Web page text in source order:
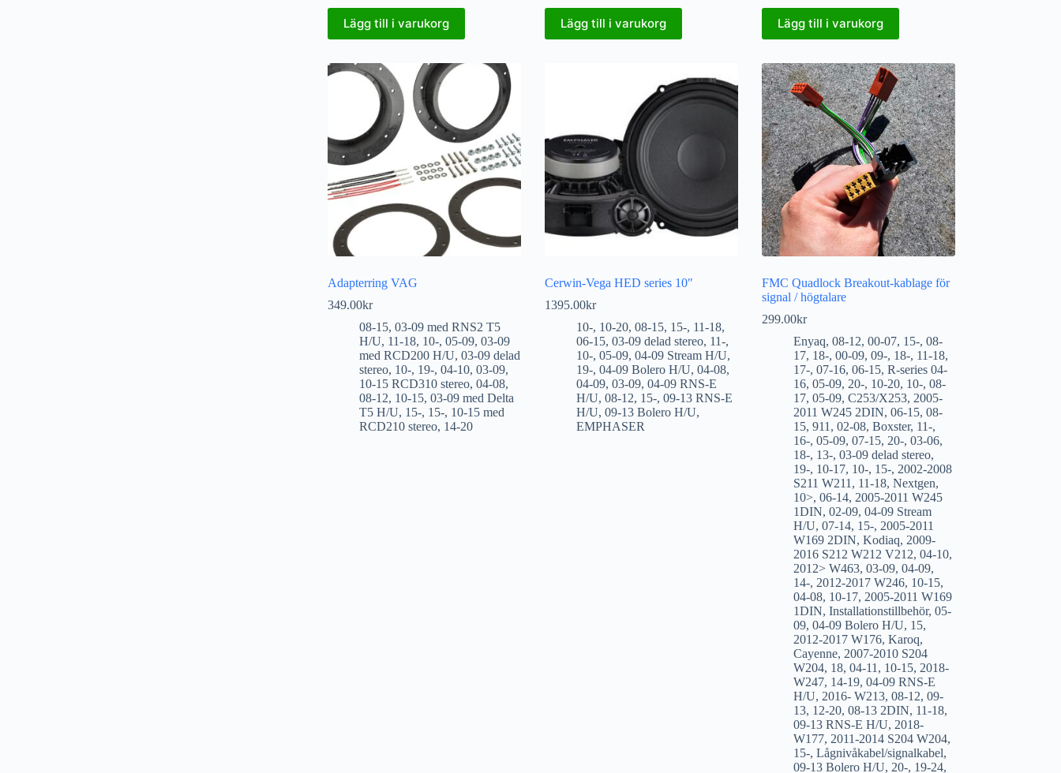
Lägg till i varukorg Lägg till i varukorg Lägg till i varukorg
Adapterring VAG
349.00kr
08-15, 03-09 med RNS2 T5
H/U, 11-18, 10-, 05-09, 03-09
med RCD200 H/U, 03-09 delad
stereo, 10-, 19-, 04-10, 03-09,
10-15 RCD310 stereo, 04-08,
08-12, 10-15, 03-09 med Delta
T5 H/U, 15-, 15-, 10-15 med
RCD210 stereo, 14-20
Cerwin-Vega HED series 10″
1395.00kr
10-, 10-20, 08-15, 15-, 11-18,
06-15, 03-09 delad stereo, 11-,
10-, 05-09, 04-09 Stream H/U,
19-, 04-09 Bolero H/U, 04-08,
04-09, 03-09, 04-09 RNS-E
H/U, 08-12, 15-, 09-13 RNS-E
H/U, 09-13 Bolero H/U,
EMPHASER
FMC Quadlock Breakout-kablage för
signal / högtalare
299.00kr
Enyaq, 08-12, 00-07, 15-, 08-
17, 18-, 00-09, 09-, 18-, 11-18,
17-, 07-16, 06-15, R-series 04-
16, 05-09, 20-, 10-20, 10-, 08-
17, 05-09, C253/X253, 2005-
2011 W245 2DIN, 06-15, 08-
15, 911 , 02-08, Boxster, 11-,
16-, 05-09, 07-15, 20-, 03-06,
18-, 13-, 03-09 delad stereo,
19-, 10-17, 10-, 15-, 2002-2008
S211 W211 , 11-18, Nextgen,
10>, 06-14, 2005-2011 W245
1DIN, 02-09, 04-09 Stream
H/U, 07-14, 15-, 2005-2011
W169 2DIN, Kodiaq, 2009-
2016 S212 W212 V212, 04-10,
2012> W463, 03-09, 04-09,
14-, 2012-2017 W246, 10-15,
04-08, 10-17, 2005-2011 W169
1DIN, Installationstillbehör, 05-
09, 04-09 Bolero H/U, 15,
2012-2017 W176, Karoq,
Cayenne, 2007-2010 S204
W204, 18, 04-11 , 10-15, 2018-
W247, 14-19, 04-09 RNS-E
H/U, 2016- W213, 08-12, 09-
13, 12-20, 08-13 2DIN, 11-18,
09-13 RNS-E H/U, 2018-
W177, 2011-2014 S204 W204,
15-, Lågnivåkabel/signalkabel,
09-13 Bolero H/U, 20-, 19-24,